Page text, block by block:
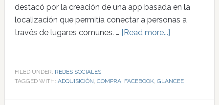
destacó por la creación de una app basada en la
localización que permitía conectar a personas a
través de lugares comunes. … [Read more...]
FILED UNDER: REDES SOCIALES
TAGGED WITH: ADQUISICIÓN, COMPRA, FACEBOOK, GLANCEE